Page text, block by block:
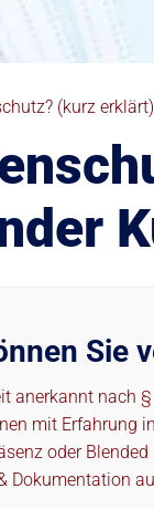
(kurz
Sie
anerkannt nach
mit Erfahrung
oder
Dokumentation